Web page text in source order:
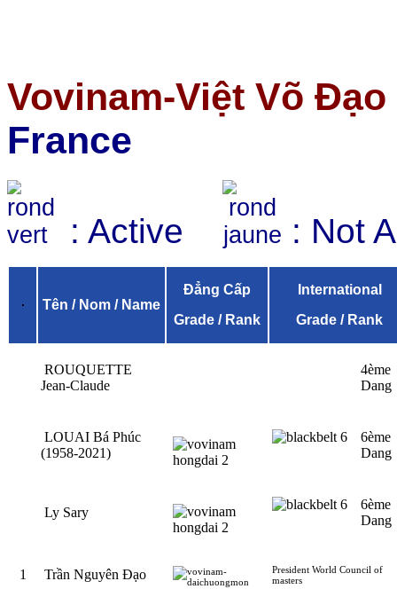
Vovinam-Việt Võ Đạo
France
: Active : Not
Tên / Nom / Name
Đẳng Cấp
Grade / Rank
International
Grade / Rank
ROUQUETTE
Jean-Claude
4ème
Dang
LOUAI Bá Phúc
(1958-2021)
6ème
Dang
Ly Sary
6ème
Dang
1 Trần Nguyên Đạo
President World Council of
masters